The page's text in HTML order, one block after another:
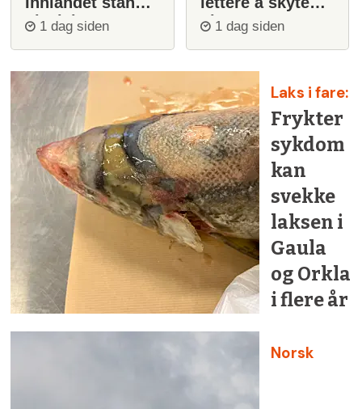
ulvejakt
1 dag siden
ulv1 dag siden
Laks i fare:
Frykter
sykdom
kan
svekke
laksen i
Gaula
og Orkla
i flere år
Norsk